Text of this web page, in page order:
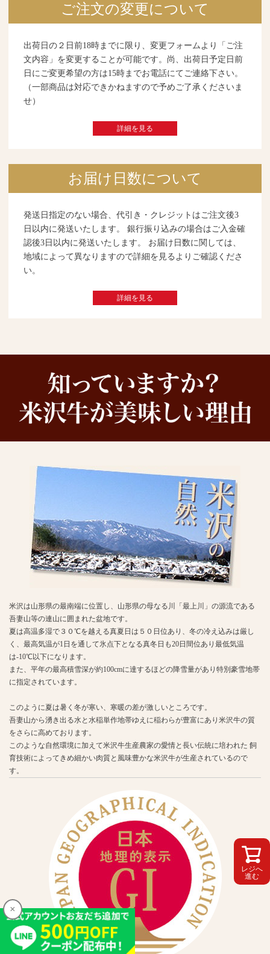
×
レジへ
進む
ご注文の変更について
出荷日の２日前18時までに限り、変更フォームより「ご注
文内容」を変更することが可能です。尚、出荷日予定日前
日にご変更希望の方は15時までお電話にてご連絡下さい。
（一部商品は対応できかねますので予めご了承くださいま
せ）
詳細を見る
お届け日数について
発送日指定のない場合、代引き・クレジットはご注文後3
日以内に発送いたします。 銀行振り込みの場合はご入金確
認後3日以内に発送いたします。 お届け日数に関しては、
地域によって異なりますので詳細を見るよりご確認くださ
い。
詳細を見る
米沢は山形県の最南端に位置し、山形県の母なる川「最上川」の源流である
吾妻山等の連山に囲まれた盆地です。
夏は高温多湿で３０℃を越える真夏日は５０日位あり、冬の冷え込みは厳し
く、最高気温が1日を通して氷点下となる真冬日も20日間位あり最低気温
は-10℃以下になります。
また、平年の最高積雪深が約100cmに達するほどの降雪量があり特別豪雪地帯
に指定されています。
このように夏は暑く冬が寒い、寒暖の差が激しいところです。
吾妻山から湧き出る水と水稲単作地帯ゆえに稲わらが豊富にあり米沢牛の質
をさらに高めております。
このような自然環境に加えて米沢牛生産農家の愛情と長い伝統に培われた 飼
育技術によってきめ細かい肉質と風味豊かな米沢牛が生産されているので
す。